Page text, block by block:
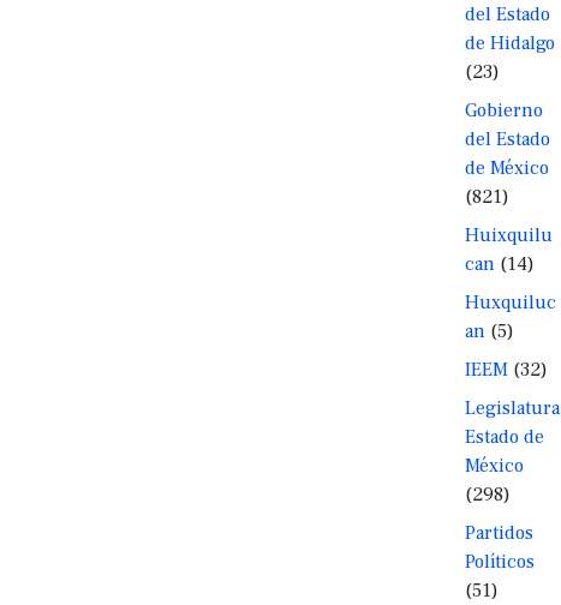
del Estado
de Hidalgo
(23)
Gobierno
del Estado
de México
(821)
Huixquilu
can (14)
Huxquiluc
an (5)
IEEM (32)
Legislatura
Estado de
México
(298)
Partidos
Políticos
(51)